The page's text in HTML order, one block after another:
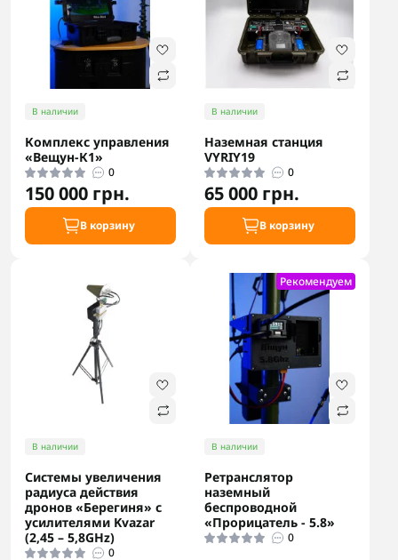
В наличии
Комплекс управления
«Вещун-К1»
0
150 000 грн.
В корзину
В наличии
Наземная станция
VYRIY19
0
65 000 грн.
В корзину
В наличии
Системы увеличения
радиуса действия
дронов «Берегиня» с
усилителями Kvazar
(2,45 – 5,8GHz)
0
Рекомендуем
В наличии
Ретранслятор
наземный
беспроводной
«Прорицатель - 5.8»
0